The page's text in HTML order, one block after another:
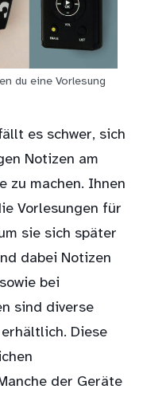
du eine Vorlesung
es schwer, sich
Notizen am
zu machen. Ihnen
Vorlesungen für
sie sich später
dabei Notizen
bei
sind diverse
Diese
der Geräte